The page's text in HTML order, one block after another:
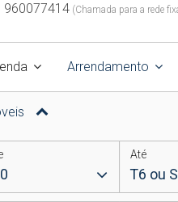
960077414(Chamada para a rede
Arrendamento
Até